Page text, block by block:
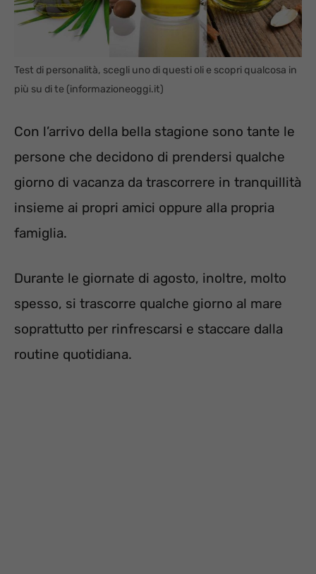
Test di personalità, scegli uno di questi oli e scopri qualcosa in
più su di te (informazioneoggi.it)
Con l’arrivo della bella stagione sono tante le
persone che decidono di prendersi qualche
giorno di vacanza da trascorrere in tranquillità
insieme ai propri amici oppure alla propria
famiglia.
Durante le giornate di agosto, inoltre, molto
spesso, si trascorre qualche giorno al mare
soprattutto per rinfrescarsi e staccare dalla
routine quotidiana.